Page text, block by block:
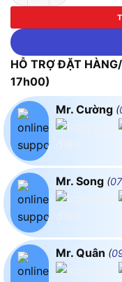
HỖ TRỢ ĐẶT
17h00)
Mr. Cường (
Mr. Song (
Mr. Quân (